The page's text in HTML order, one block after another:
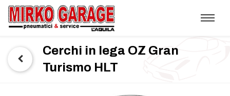
Cerchi in lega OZ Gran
Turismo HLT